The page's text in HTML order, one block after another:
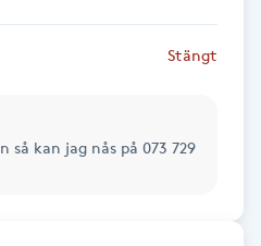
Stängt
kan jag nås på 073 729